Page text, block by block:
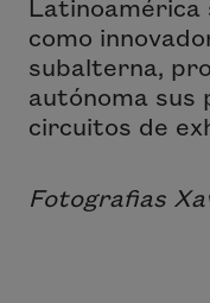
Latinoamérica
como
subalterna,
autónoma sus
circuitos de
Fotografias